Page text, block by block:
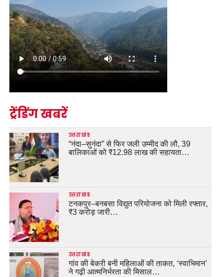
ट्रेंडिंग खबरें
उत्तराखंड
“नंदा–सुनंदा” से फिर जली उम्मीद की लौ, 39
बालिकाओं को ₹12.98 लाख की सहायता…
उत्तराखंड
टनकपुर–बनबसा विद्युत परियोजना को मिली रफ्तार,
₹3 करोड़ जारी…
उत्तराखंड
गांव की बेकरी बनी महिलाओं की ताकत, ‘स्वाभिमान’
ने गढ़ी आत्मनिर्भरता की मिसाल…